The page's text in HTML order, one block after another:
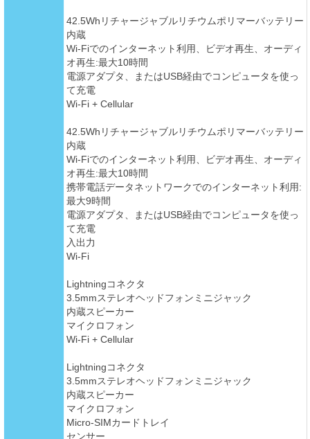
42.5Whリチャージャブルリチウムポリマーバッテリー
内蔵
Wi-Fiでのインターネット利用、ビデオ再生、オーディ
オ再生:最大10時間
電源アダプタ、またはUSB経由でコンピュータを使っ
て充電
Wi-Fi + Cellular
42.5Whリチャージャブルリチウムポリマーバッテリー
内蔵
Wi-Fiでのインターネット利用、ビデオ再生、オーディ
オ再生:最大10時間
携帯電話データネットワークでのインターネット利用:
最大9時間
電源アダプタ、またはUSB経由でコンピュータを使っ
て充電
入出力
Wi-Fi
Lightningコネクタ
3.5mmステレオヘッドフォンミニジャック
内蔵スピーカー
マイクロフォン
Wi-Fi + Cellular
Lightningコネクタ
3.5mmステレオヘッドフォンミニジャック
内蔵スピーカー
マイクロフォン
Micro-SIMカードトレイ
センサー